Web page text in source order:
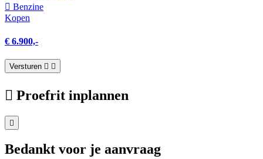
Benzine
Kopen
€ 6.900,-
Versturen
Proefrit inplannen
Bedankt voor je aanvraag